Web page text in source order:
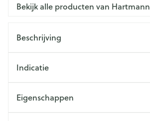
Bekijk alle producten van Hartmann
Beschrijving
Indicatie
Eigenschappen